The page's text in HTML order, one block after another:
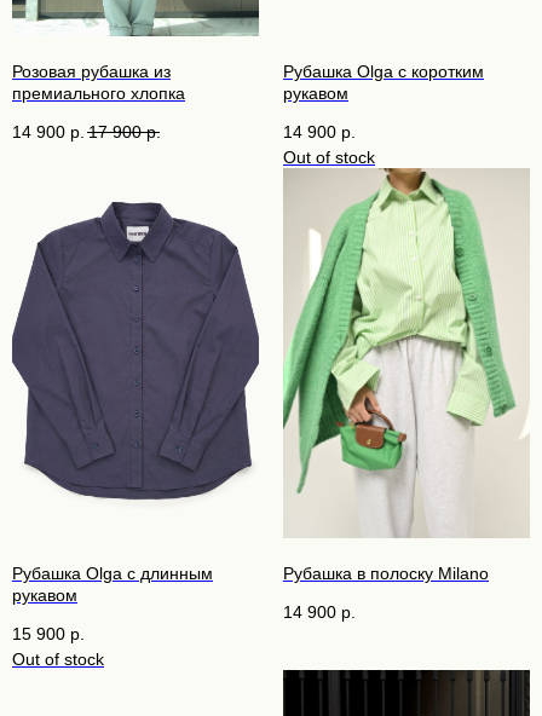
Розовая рубашка из
премиального хлопка
14 900 р. 17 900 р.
Рубашка Olga с коротким
рукавом
14 900 р.
Out of stock
Рубашка Olga с длинным
рукавом
15 900 р.
Out of stock
Рубашка в полоску Milano
14 900 р.